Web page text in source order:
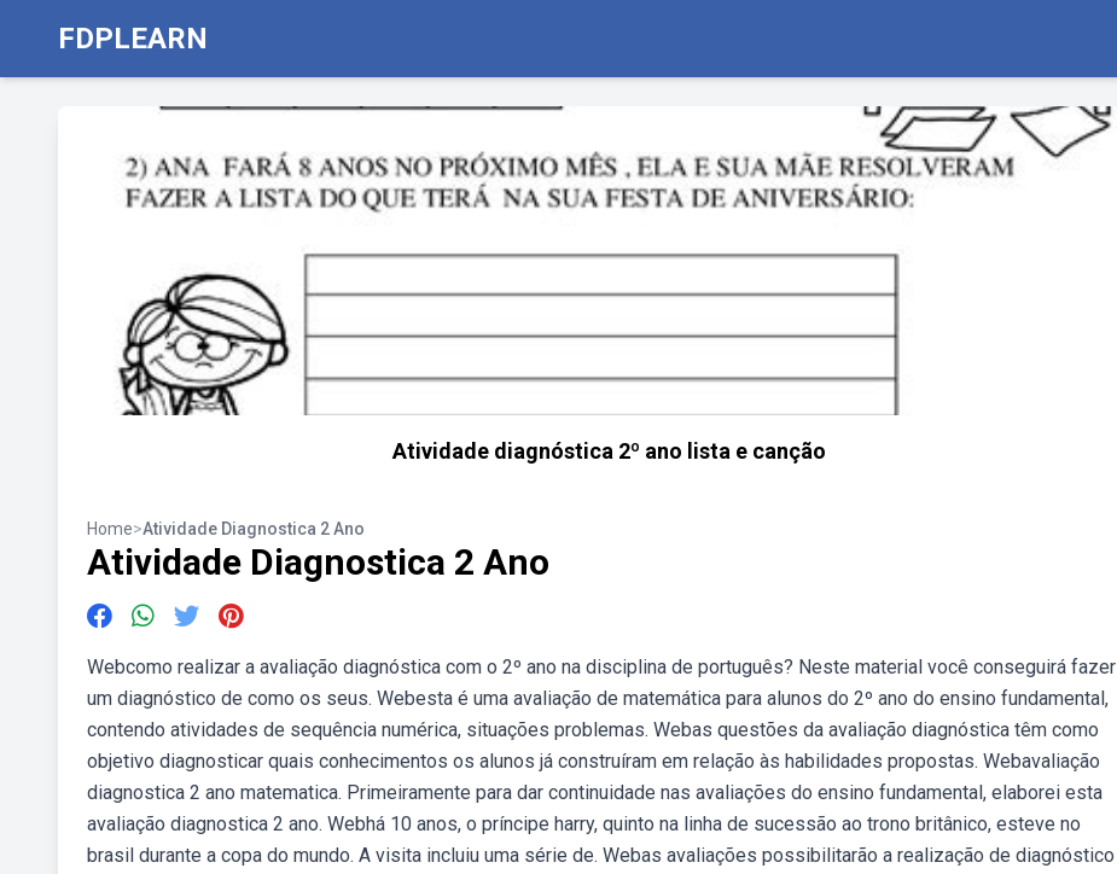
FDPLEARN
Atividade diagnóstica 2º ano lista e canção
Home>Atividade Diagnostica 2 Ano
Atividade Diagnostica 2 Ano
Webcomo realizar a avaliação diagnóstica com o 2º ano na disciplina de português? Neste material você conseguirá fazer
um diagnóstico de como os seus. Webesta é uma avaliação de matemática para alunos do 2º ano do ensino fundamental,
contendo atividades de sequência numérica, situações problemas. Webas questões da avaliação diagnóstica têm como
objetivo diagnosticar quais conhecimentos os alunos já construíram em relação às habilidades propostas. Webavaliação
diagnostica 2 ano matematica. Primeiramente para dar continuidade nas avaliações do ensino fundamental, elaborei esta
avaliação diagnostica 2 ano. Webhá 10 anos, o príncipe harry, quinto na linha de sucessão ao trono britânico, esteve no
brasil durante a copa do mundo. A visita incluiu uma série de. Webas avaliações possibilitarão a realização de diagnóstico